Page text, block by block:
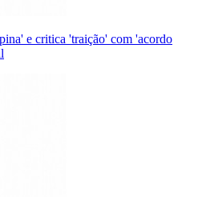
e critica 'traição' com 'acordo